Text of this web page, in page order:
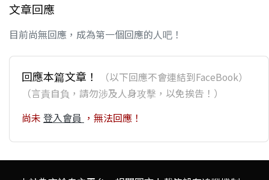
文章回應
目前尚無回應，成為第一個回應的人吧！
回應本篇文章！
（以下回應不會連結到FaceBook）
（言責自負，請勿涉及人身攻擊，以免挨告！）
尚未 登入會員 ，無法回應！